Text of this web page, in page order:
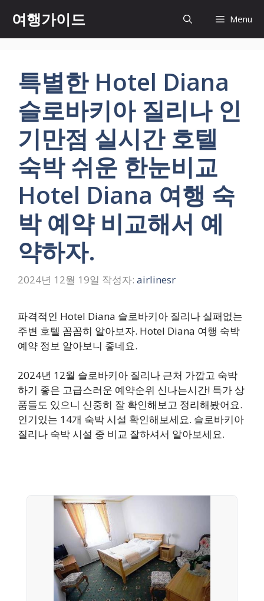
츠
여행가이드 Menu
특별한 Hotel Diana
슬로바키아 질리나 인
기만점 실시간 호텔
숙박 쉬운 한눈비교
Hotel Diana 여행 숙
박 예약 비교해서 예
약하자.
2024년 12월 19일 작성자: airlinesr
파격적인 Hotel Diana 슬로바키아 질리나 실패없는
주변 호텔 꼼꼼히 알아보자. Hotel Diana 여행 숙박
예약 정보 알아보니 좋네요.
2024년 12월 슬로바키아 질리나 근처 가깝고 숙박
하기 좋은 고급스러운 예약순위 신나는시간! 특가 상
품들도 있으니 신중히 잘 확인해보고 정리해봤어요.
인기있는 14개 숙박 시설 확인해보세요. 슬로바키아
질리나 숙박 시설 중 비교 잘하셔서 알아보세요.